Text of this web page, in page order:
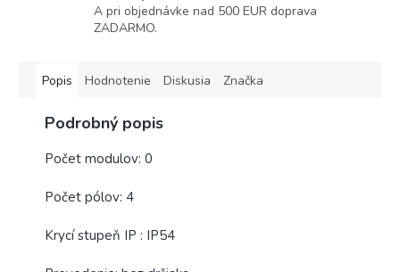
A pri objednávke nad 500 EUR doprava
ZADARMO.
Popis Hodnotenie Diskusia Značka
Podrobný popis
Počet modulov: 0
Počet pólov: 4
Krycí stupeň IP : IP54